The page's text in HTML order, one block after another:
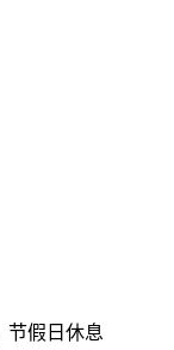
节假日休息